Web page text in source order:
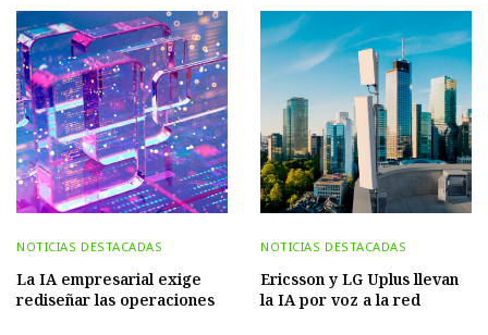
NOTICIAS DESTACADAS
La IA empresarial exige
rediseñar las operaciones
NOTICIAS DESTACADAS
Ericsson y LG Uplus llevan
la IA por voz a la red